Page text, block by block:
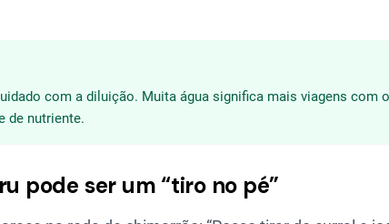
com a diluição. Muita água significa mais viagens com
de nutriente.
pode ser um “tiro no pé”